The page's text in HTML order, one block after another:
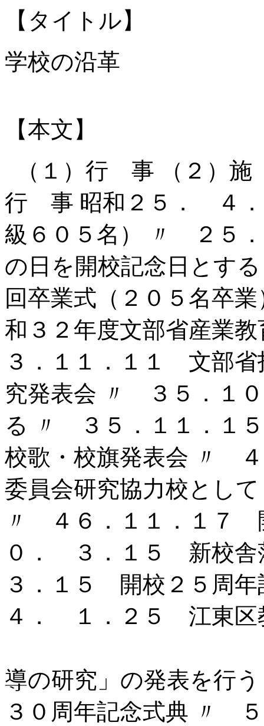
【タイトル】
学校の沿革
【本文】
（１）行 事 （２）
行 事 昭和２５． ４
級６０５名） 〃 ２５
の日を開校記念日と
回卒業式（２０５名
和３２年度文部省産業
３．１１．１１ 文部省
究発表会 〃 ３５．１
る 〃 ３５．１１．１
校歌・校旗発表会 〃
委員会研究協力校とし
〃 ４６．１１．１７
０． ３．１５ 新校
３．１５ 開校２５周
４． １．２５ 江東区
導の研究」の発表を
３０周年記念式典 〃